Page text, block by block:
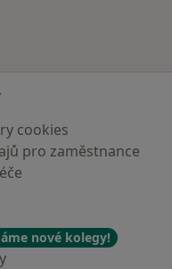
cookies
pro zaměstnance
nové kolegy!